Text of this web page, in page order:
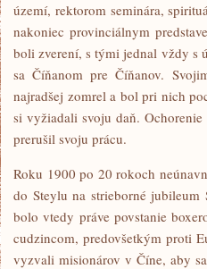
území, rektorom seminára,
nakoniec provinciálnym
boli zverení, s tými jednal vždy s
sa Číňanom pre Číňanov.
najradšej zomrel a bol pri nich
si vyžiadali svoju daň.
prerušil svoju prácu.
Roku 1900 po 20 rokoch
do Steylu na strieborné
bolo vtedy práve povstanie
cudzincom, predovšetkým proti
vyzvali misionárov v Číne, aby